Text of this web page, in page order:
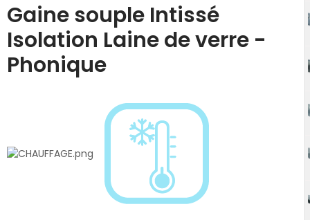
Gaine souple Intissé
Isolation Laine de verre -
Phonique